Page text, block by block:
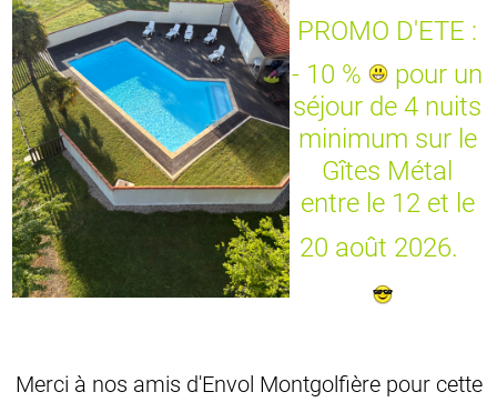
PROMO D'ETE :
- 10 %
pour un
séjour de 4 nuits
minimum sur le
Gîtes Métal
entre le 12 et le
20 août 2026.
Merci à nos amis d'Envol Montgolfière pour cette